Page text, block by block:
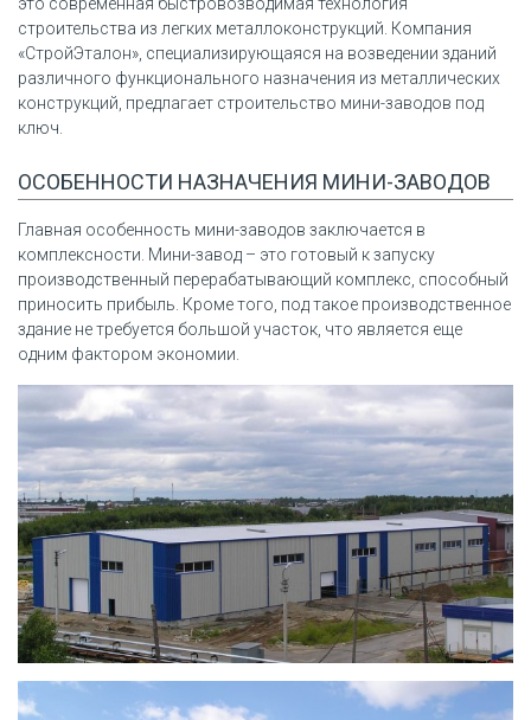
строительства из легких металлоконструкций. Компания
«СтройЭталон», специализирующаяся на возведении зданий
различного функционального назначения из металлических
конструкций, предлагает строительство мини-заводов под
ключ.
ОСОБЕННОСТИ НАЗНАЧЕНИЯ МИНИ-ЗАВОДОВ
Главная особенность мини-заводов заключается в
комплексности. Мини-завод – это готовый к запуску
производственный перерабатывающий комплекс, способный
приносить прибыль. Кроме того, под такое производственное
здание не требуется большой участок, что является еще
одним фактором экономии.